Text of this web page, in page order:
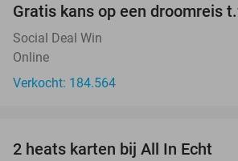
Gratis kans op een droomreis
Social Deal Win
Online
Verkocht: 184.564
2 heats karten bij All In Echt